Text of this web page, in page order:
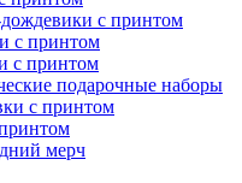
с принтом
с принтом
с принтом
подарочные наборы
с принтом
мерч